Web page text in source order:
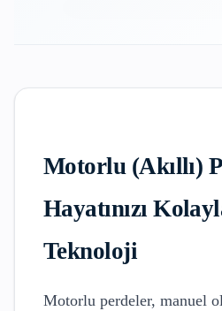
Motorlu (Akıllı)
Hayatınızı
Teknoloji
Motorlu perdeler, manuel